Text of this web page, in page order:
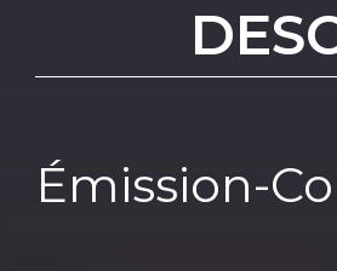
Émission-